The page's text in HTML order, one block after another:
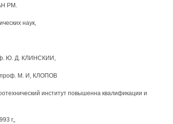
РМ.
наук,
Ю. Д. КЛИНСКИИ,
М. И, КЛОПОВ
институт повышенна квалификации и
г„